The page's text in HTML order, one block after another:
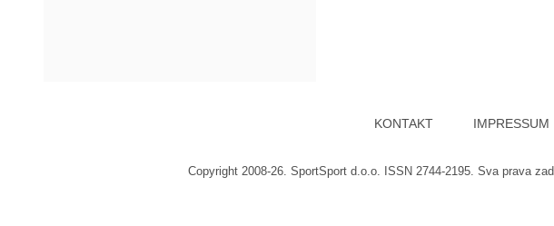
KONTAKT IMPRESSUM
Copyright 2008-26. SportSport d.o.o. ISSN 2744-2195. Sva prava